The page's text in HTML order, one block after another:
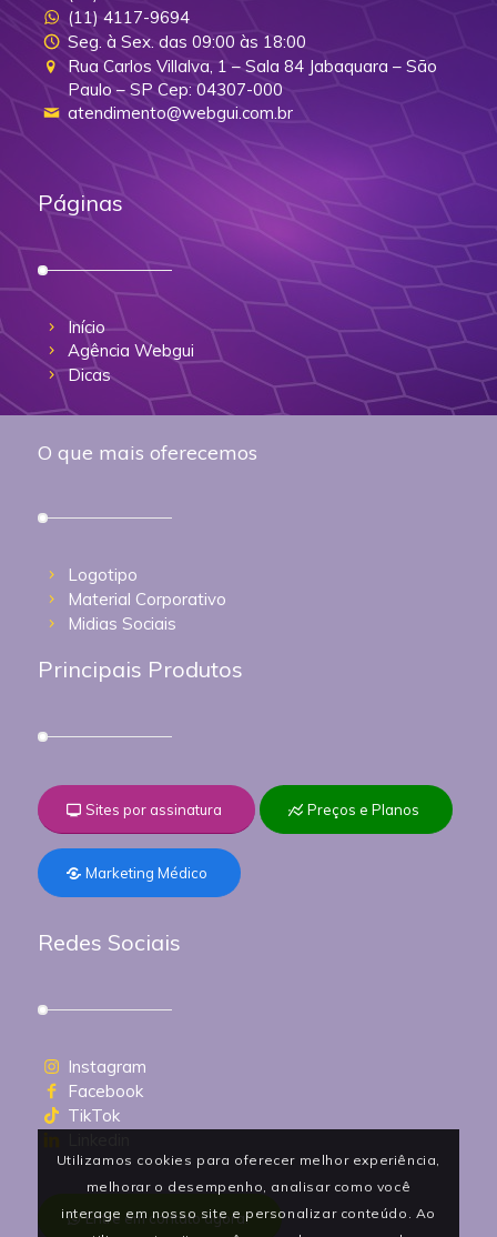
(11) 4117-9694
Seg. à Sex. das 09:00 às 18:00
Rua Carlos Villalva, 1 – Sala 84 Jabaquara – São
Paulo – SP Cep: 04307-000
atendimento@webgui.com.br
Páginas
Início
Agência Webgui
Dicas
O que mais oferecemos
Logotipo
Material Corporativo
Midias Sociais
Principais Produtos
Sites por assinatura Preços e Planos
Marketing Médico
Redes Sociais
Instagram
Facebook
TikTok
Entre em contato agora!
Utilizamos cookies para oferecer melhor experiência,
melhorar o desempenho, analisar como você
interage em nosso site e personalizar conteúdo. Ao